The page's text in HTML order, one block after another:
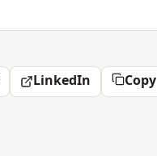
LinkedIn Copy